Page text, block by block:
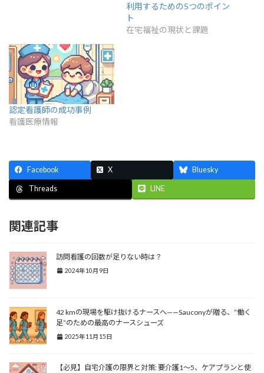
利用するための5つのポイン
ト
在宅福祉の現状と課題
認定看護師の成功事例
看護医療情報
Facebook X Bluesky
Threads LINE
関連記事
訪問看護の回数が足りない時は？
2024年10月9日
42 kmの現場を駆け抜けるナースへ——Sauconyが贈る、“働く
足”のための最高のナースシューズ
2025年11月15日
【必見】自宅介護の限界と対策: 要介護1～5、ケアプランと使